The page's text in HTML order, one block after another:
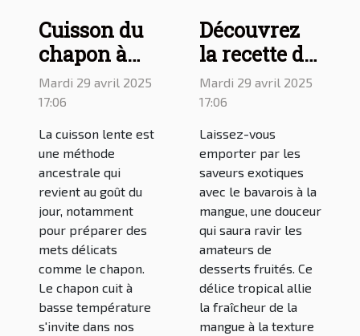
Cuisson du
chapon à
basse
température
: astuces
pour une
préparation
lente au four
Mardi 29 avril 2025
17:06
La cuisson lente est
une méthode
ancestrale qui
revient au goût du
jour, notamment
pour préparer des
mets délicats
comme le chapon.
Le chapon cuit à
basse température
s'invite dans nos
Découvrez
la recette du
bavarois à la
mangue, un
dessert
tropical
délicieux
Mardi 29 avril 2025
17:06
Laissez-vous
emporter par les
saveurs exotiques
avec le bavarois à la
mangue, une douceur
qui saura ravir les
amateurs de
desserts fruités. Ce
délice tropical allie
la fraîcheur de la
mangue à la texture